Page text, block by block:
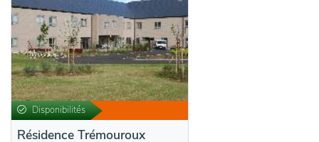
Disponibilités
Résidence Trémouroux